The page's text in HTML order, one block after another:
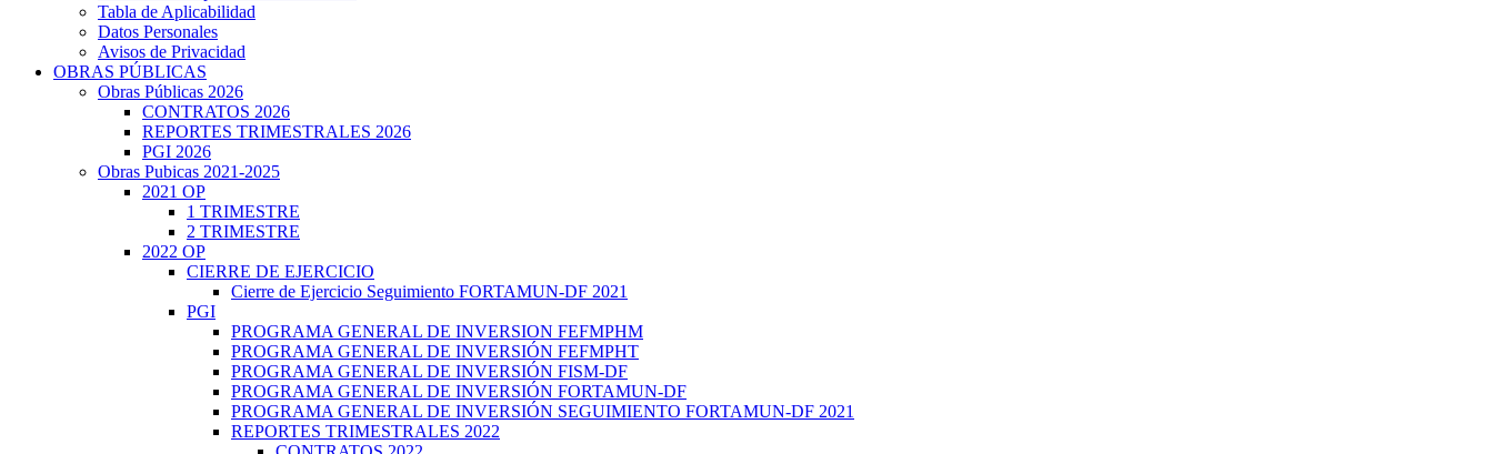
Tabla de Aplicabilidad
Datos Personales
Avisos de Privacidad
OBRAS PÚBLICAS
Obras Públicas 2026
CONTRATOS 2026
REPORTES TRIMESTRALES 2026
PGI 2026
Obras Pubicas 2021-2025
2021 OP
1 TRIMESTRE
2 TRIMESTRE
2022 OP
CIERRE DE EJERCICIO
Cierre de Ejercicio Seguimiento FORTAMUN-DF 2021
PGI
PROGRAMA GENERAL DE INVERSION FEFMPHM
PROGRAMA GENERAL DE INVERSIÓN FEFMPHT
PROGRAMA GENERAL DE INVERSIÓN FISM-DF
PROGRAMA GENERAL DE INVERSIÓN FORTAMUN-DF
PROGRAMA GENERAL DE INVERSIÓN SEGUIMIENTO FORTAMUN-DF 2021
REPORTES TRIMESTRALES 2022